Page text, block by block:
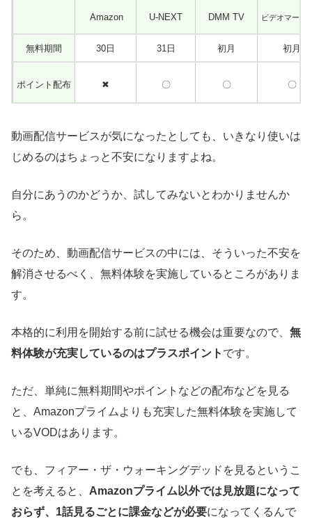
Amazon U-NEXT DMM TV ビデオマーケ
無料期間 30日 31日 初月 初月
ポイント配布 ✖ 〇 〇 〇
動画配信サービスが気になったとしても、いきなり使いは
じめるのはちょっと不安になりますよね。
自分にあうのかどうか、試してみないとわかりませんか
ら。
そのため、動画配信サービスの中には、そういった不安を
解消させるべく、無料体験を実施しているところがありま
す。
本格的に利用を開始する前に試せる機会は重要なので、 無
料体験が充実しているのはプラスポイント です。
ただ、単純に無料期間やポイントなどの配布などを見る
と、Amazonプライムよりも充実した無料体験を実施して
いるVODはあります。
でも、フィアー・ザ・ウォーキングデッドを見るというこ
とを考えると、 Amazonプライム以外では見放題になって
おらず、1話見るごとに課金などが必要になってくるんで